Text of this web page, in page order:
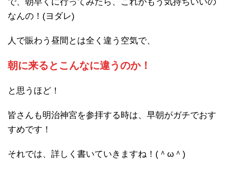
で、朝早くに行ってみたら、これがもう気持ちいいの
なんの！(ヨダレ)
人で賑わう昼間とは全く違う空気で、
朝に来るとこんなに違うのか！
と思うほど！
皆さんも明治神宮を参拝する時は、早朝がガチでおす
すめです！
それでは、詳しく書いていきますね！(＾ω＾)